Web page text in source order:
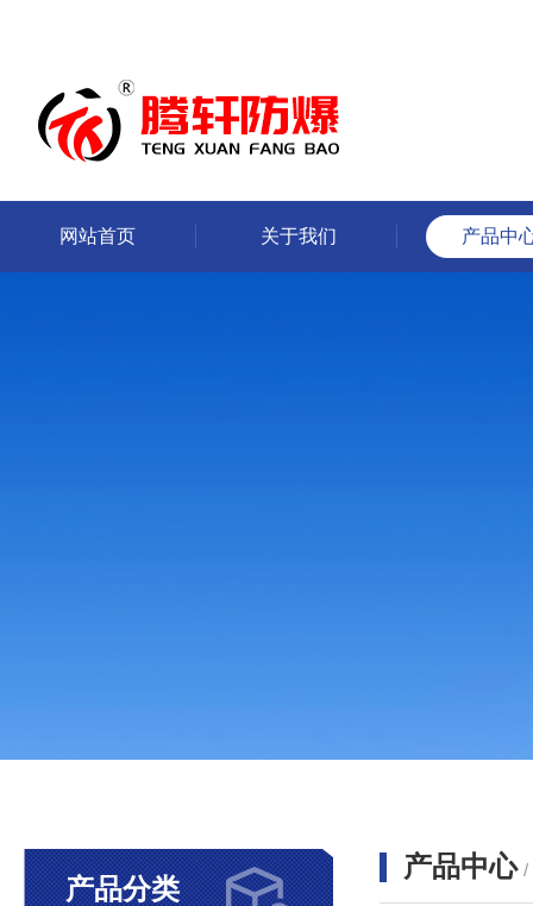
网站首页 关于我们 产品中
产品分类
产品中心 /